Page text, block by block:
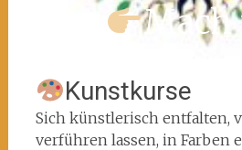
Mach
Kunstkurse
Sich künstlerisch entfalten,
verführen lassen, in Farben